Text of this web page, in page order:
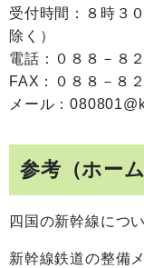
受付時間：８時３
除く）
電話：０８８－８
FAX：０８８－８
メール：
参考（ホー
四国の新幹線につ
新幹線鉄道の整備